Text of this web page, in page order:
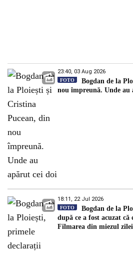
23:40, 03 Aug 2026
FOTO
Bogdan de la
nou împreună. Unde au
18:11, 22 Jul 2026
FOTO
Bogdan de la
după ce a fost acuzat
Filmarea din miezul